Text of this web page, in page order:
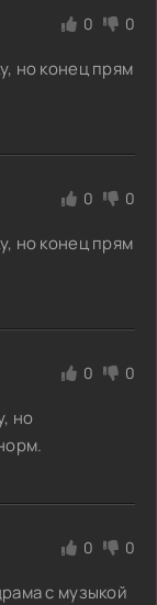
0 0
но конец прям
0 0
но конец прям
0 0
но
0 0
с музыкой